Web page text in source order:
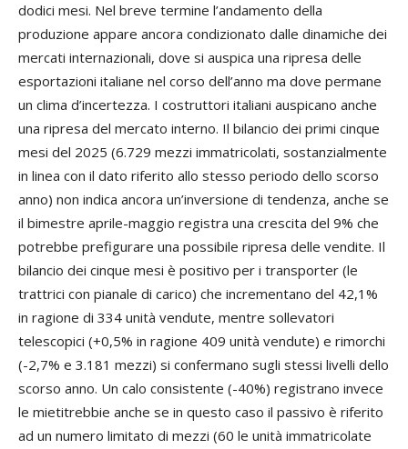
dodici mesi. Nel breve termine l’andamento della
produzione appare ancora condizionato dalle dinamiche dei
mercati internazionali, dove si auspica una ripresa delle
esportazioni italiane nel corso dell’anno ma dove permane
un clima d’incertezza. I costruttori italiani auspicano anche
una ripresa del mercato interno. Il bilancio dei primi cinque
mesi del 2025 (6.729 mezzi immatricolati, sostanzialmente
in linea con il dato riferito allo stesso periodo dello scorso
anno) non indica ancora un’inversione di tendenza, anche se
il bimestre aprile-maggio registra una crescita del 9% che
potrebbe prefigurare una possibile ripresa delle vendite. Il
bilancio dei cinque mesi è positivo per i transporter (le
trattrici con pianale di carico) che incrementano del 42,1%
in ragione di 334 unità vendute, mentre sollevatori
telescopici (+0,5% in ragione 409 unità vendute) e rimorchi
(-2,7% e 3.181 mezzi) si confermano sugli stessi livelli dello
scorso anno. Un calo consistente (-40%) registrano invece
le mietitrebbie anche se in questo caso il passivo è riferito
ad un numero limitato di mezzi (60 le unità immatricolate